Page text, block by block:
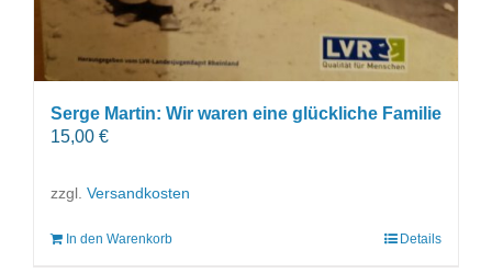
Serge Martin: Wir waren eine glückliche Familie
15,00 €
zzgl. Versandkosten
In den Warenkorb Details